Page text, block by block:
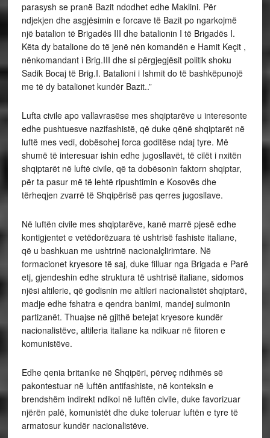
parasysh se pranë Bazit ndodhet edhe Maklini. Për
ndjekjen dhe asgjësimin e forcave të Bazit po ngarkojmë
një batalion të Brigadës III dhe batalionin I të Brigadës I.
Këta dy batalione do të jenë nën komandën e Hamit Keçit ,
nënkomandant i Brig.III dhe si përgjegjësit politik shoku
Sadik Bocaj të Brig.I. Batalioni i Ishmit do të bashkëpunojë
me të dy batalionet kundër Bazit..”
Lufta civile apo vallavrasëse mes shqiptarëve u interesonte
edhe pushtuesve nazifashistë, që duke qënë shqiptarët në
luftë mes vedi, dobësohej forca goditëse ndaj tyre. Më
shumë të interesuar ishin edhe jugosllavët, të cilët i nxitën
shqiptarët në luftë civile, që ta dobësonin faktorn shqiptar,
për ta pasur më të lehtë ripushtimin e Kosovës dhe
tërheqjen zvarrë të Shqipërisë pas qerres jugosllave.
Në luftën civile mes shqiptarëve, kanë marrë pjesë edhe
kontigjentet e vetëdorëzuara të ushtrisë fashiste italiane,
që u bashkuan me ushtrinë nacionalçlirimtare. Në
formacionet kryesore të saj, duke filluar nga Brigada e Parë
etj, gjendeshin edhe struktura të ushtrisë italiane, sidomos
njësi altilerie, që godisnin me altileri nacionalistët shqiptarë,
madje edhe fshatra e qendra banimi, mandej sulmonin
partizanët. Thuajse në gjithë betejat kryesore kundër
nacionalistëve, altileria italiane ka ndikuar në fitoren e
komunistëve.
Edhe qenia britanike në Shqipëri, përveç ndihmës së
pakontestuar në luftën antifashiste, në konteksin e
brendshëm indirekt ndikoi në luftën civile, duke favorizuar
njërën palë, komunistët dhe duke toleruar luftën e tyre të
armatosur kundër nacionalistëve.